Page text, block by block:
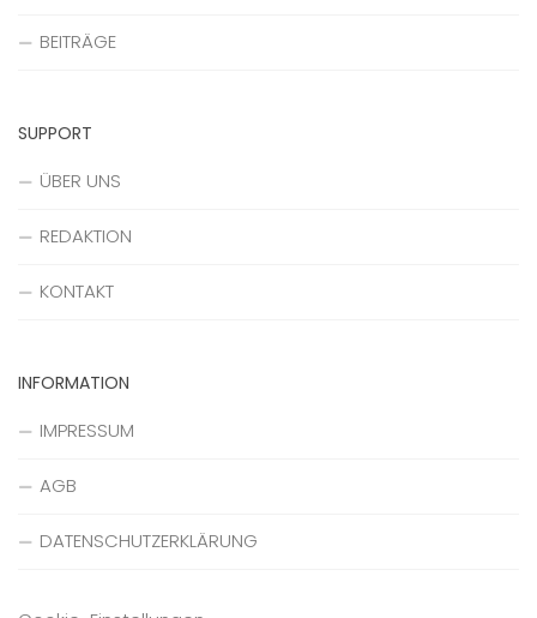
BEITRÄGE
SUPPORT
ÜBER UNS
REDAKTION
KONTAKT
INFORMATION
IMPRESSUM
AGB
DATENSCHUTZERKLÄRUNG